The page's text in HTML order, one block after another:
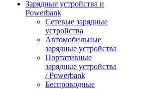
Зарядные устройства и
Powerbank
Сетевые зарядные
устройства
Автомобильные
зарядные устройства
Портативные
зарядные устройства
/ Powerbank
Беспроводные